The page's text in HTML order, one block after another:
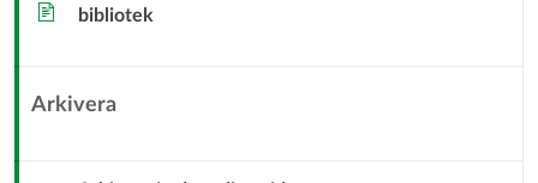
Sida
bibliotek
Arkivera